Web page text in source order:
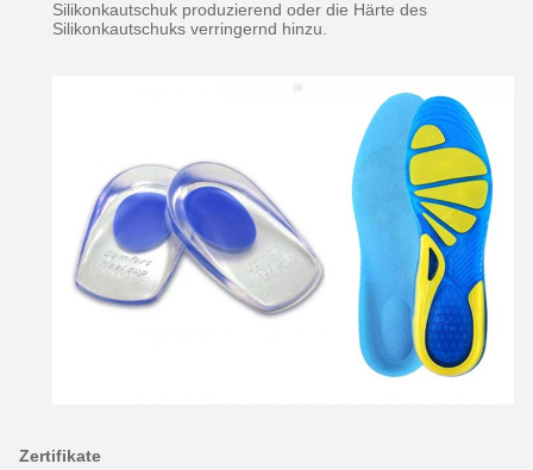
Silikonkautschuk produzierend oder die Härte des
Silikonkautschuks verringernd hinzu.
Zertifikate